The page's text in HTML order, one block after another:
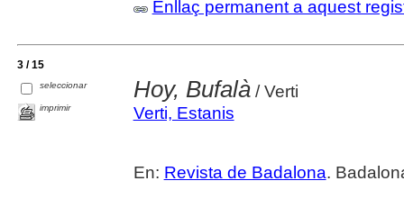
Enllaç permanent a aquest
3 / 15
seleccionar
imprimir
Hoy, Bufalà/ Verti
Verti, Estanis
En: Revista de Badalona.